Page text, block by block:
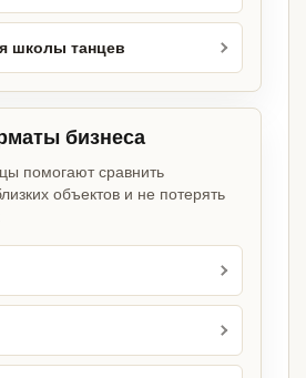
школы танцев
бизнеса
помогают сравнить
объектов и не потерять